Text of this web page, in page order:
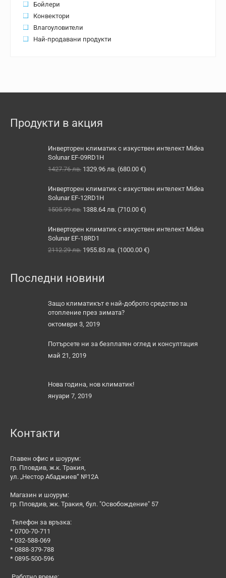
Бойлери
Конвектори
Влагоуловители
Най-продавани продукти
Продукти в акция
Инверторен климатик с изкуствен интелект Midea
Solunar EF-09RD1H
1427.76лв. Original
was:
1427.76 лв..
1329.96 лв. Текущата
е:
(680.00 €)
Инверторен климатик с изкуствен интелект Midea
Solunar EF-12RD1H
1505.99лв. Original
was:
1505.99 лв..
1388.64 лв. Текущата
е:
(710.00 €)
Инверторен климатик с изкуствен интелект Midea
Solunar EF-18RD1
2112.29лв. Original
2112.29 лв..
1955.83 лв. Текущата
(1000.00 €)
Последни новини
Защо климатикът е най-доброто средство за
отопление през зимата?
октомври 3, 2019
Потърсете ни за безплатен оглед и консултация
май 21, 2019
Нова година, нов климатик!
януари 7, 2019
Контакти
Главен офис и шоурум:
гр. Пловдив, ж.к. Тракия,
ул. „Нестор Абаджиев“ №12А
Магазин и шоурум:
гр. Пловдив, жк. Тракия, бул. "Освобождение" 57
Телефон за връзка:
* 0700-70-711
* 032-588-069
* 0888-379-788
* 0895-500-596